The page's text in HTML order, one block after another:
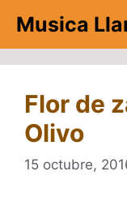
contenido
Musica
Flor de
Olivo
15 octubre,